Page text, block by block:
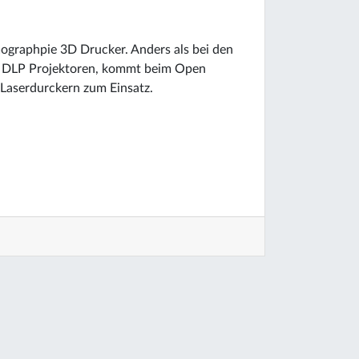
3D Drucker. Anders als bei den
Projektoren, kommt beim Open
zum Einsatz.